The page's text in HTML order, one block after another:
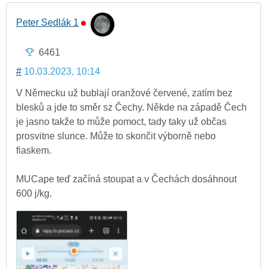
Peter Sedlák 1
6461
# 10.03.2023, 10:14
V Německu už bublají oranžové červené, zatím bez
blesků a jde to směr sz Čechy. Někde na západě Čech
je jasno takže to může pomoct, tady taky už občas
prosvitne slunce. Může to skončit výborně nebo
fiaskem.
MUCape teď začíná stoupat a v Čechách dosáhnout
600 j/kg.